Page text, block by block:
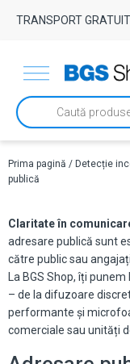
TRANSPORT
Products
search
Prima pagină / Detecție
publică
Claritate în
adresare publică sunt
către public sau
La BGS Shop, îți
– de la difuzoare
performante și
comerciale sau unități